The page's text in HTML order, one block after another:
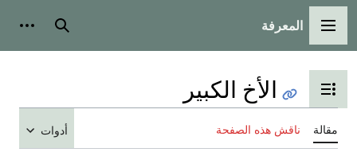
القائمة الرئيسية
المعرفة بحث
تبديل عرض جدول المحتويات
الأخ الكبير
مقالة ناقش هذه الصفحة أدوات